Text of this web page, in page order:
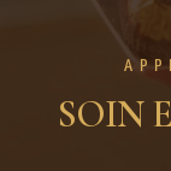
SOIN